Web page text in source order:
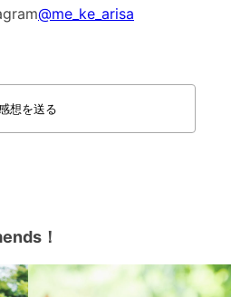
@me_ke_arisa
想を送る
！